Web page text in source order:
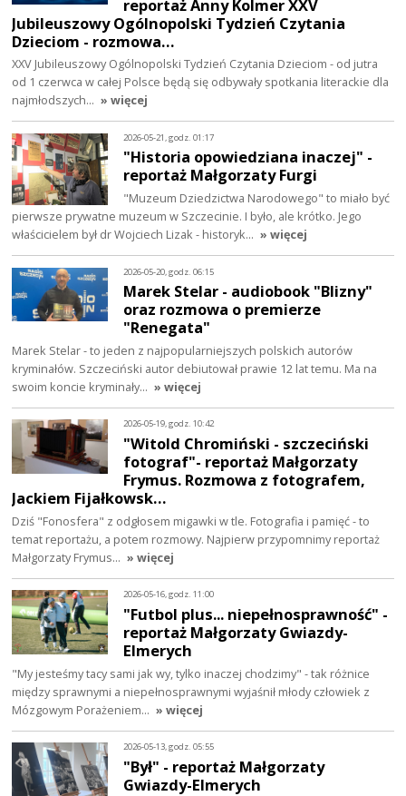
reportaż Anny Kolmer XXV
Jubileuszowy Ogólnopolski Tydzień Czytania
Dzieciom - rozmowa…
XXV Jubileuszowy Ogólnopolski Tydzień Czytania Dzieciom - od jutra
od 1 czerwca w całej Polsce będą się odbywały spotkania literackie dla
najmłodszych… » więcej
2026-05-21, godz. 01:17
"Historia opowiedziana inaczej" -
reportaż Małgorzaty Furgi
"Muzeum Dziedzictwa Narodowego" to miało być
pierwsze prywatne muzeum w Szczecinie. I było, ale krótko. Jego
właścicielem był dr Wojciech Lizak - historyk… » więcej
2026-05-20, godz. 06:15
Marek Stelar - audiobook "Blizny"
oraz rozmowa o premierze
"Renegata"
Marek Stelar - to jeden z najpopularniejszych polskich autorów
kryminałów. Szczeciński autor debiutował prawie 12 lat temu. Ma na
swoim koncie kryminały… » więcej
2026-05-19, godz. 10:42
"Witold Chromiński - szczeciński
fotograf"- reportaż Małgorzaty
Frymus. Rozmowa z fotografem,
Jackiem Fijałkowsk…
Dziś "Fonosfera" z odgłosem migawki w tle. Fotografia i pamięć - to
temat reportażu, a potem rozmowy. Najpierw przypomnimy reportaż
Małgorzaty Frymus… » więcej
2026-05-16, godz. 11:00
"Futbol plus... niepełnosprawność" -
reportaż Małgorzaty Gwiazdy-
Elmerych
"My jesteśmy tacy sami jak wy, tylko inaczej chodzimy" - tak różnice
między sprawnymi a niepełnosprawnymi wyjaśnił młody człowiek z
Mózgowym Porażeniem… » więcej
2026-05-13, godz. 05:55
"Był" - reportaż Małgorzaty
Gwiazdy-Elmerych